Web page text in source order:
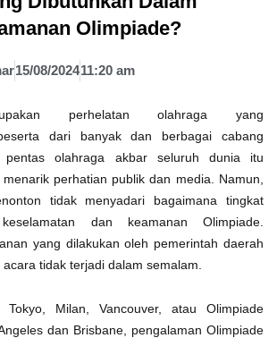
Olimpiade?
15/08/202411:20 am
perhelatan olahraga yang
dari banyak dan berbagai cabang
pentas olahraga akbar seluruh dunia itu
perhatian publik dan media. Namun,
tidak menyadari bagaimana tingkat
dan keamanan Olimpiade.
yang dilakukan oleh pemerintah daerah
tidak terjadi dalam semalam.
Milan, Vancouver, atau Olimpiade
dan Brisbane, pengalaman Olimpiade